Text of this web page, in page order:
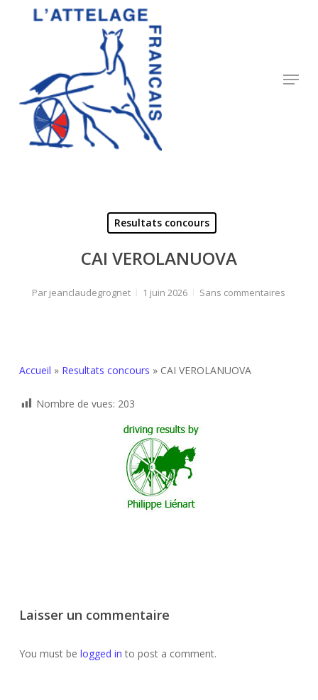
Menu
Resultats concours
CAI VEROLANUOVA
Par jeanclaudegrognet 1 juin 2026 Sans commentaires
Accueil » Resultats concours » CAI VEROLANUOVA
Nombre de vues: 203
Laisser un commentaire
You must be logged in to post a comment.